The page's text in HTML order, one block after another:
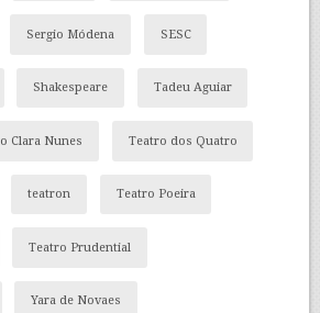
Sergio Módena SESC
Shakespeare Tadeu Aguiar
Clara Nunes Teatro dos Quatro
teatron Teatro Poeira
Teatro Prudential
Yara de Novaes